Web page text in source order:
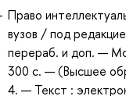
Право
вузов / под
перераб. и доп. —
300 с. — (Высшее
4. — Текст :